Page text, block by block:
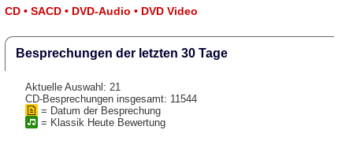
CD • SACD • DVD-Audio • DVD Video
Besprechungen der letzten 30 Tage
Aktuelle Auswahl: 21
CD-Besprechungen insgesamt: 11544
= Datum der Besprechung
= Klassik Heute Bewertung